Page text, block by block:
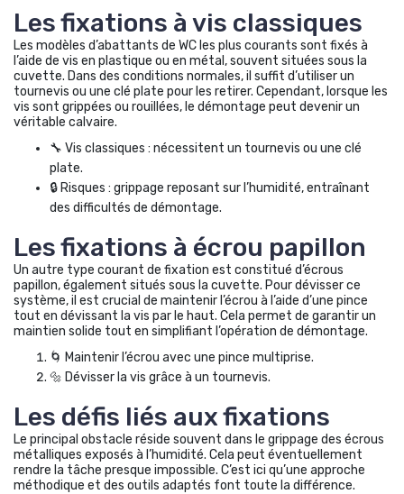
Les fixations à vis classiques
Les modèles d’abattants de WC les plus courants sont fixés à
l’aide de vis en plastique ou en métal, souvent situées sous la
cuvette. Dans des conditions normales, il suffit d’utiliser un
tournevis ou une clé plate pour les retirer. Cependant, lorsque les
vis sont grippées ou rouillées, le démontage peut devenir un
véritable calvaire.
🔧 Vis classiques : nécessitent un tournevis ou une clé
plate.
🔒 Risques : grippage reposant sur l’humidité, entraînant
des difficultés de démontage.
Les fixations à écrou papillon
Un autre type courant de fixation est constitué d’écrous
papillon, également situés sous la cuvette. Pour dévisser ce
système, il est crucial de maintenir l’écrou à l’aide d’une pince
tout en dévissant la vis par le haut. Cela permet de garantir un
maintien solide tout en simplifiant l’opération de démontage.
🌀 Maintenir l’écrou avec une pince multiprise.
🔩 Dévisser la vis grâce à un tournevis.
Les défis liés aux fixations
Le principal obstacle réside souvent dans le grippage des écrous
métalliques exposés à l’humidité. Cela peut éventuellement
rendre la tâche presque impossible. C’est ici qu’une approche
méthodique et des outils adaptés font toute la différence.